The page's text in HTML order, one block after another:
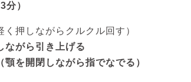
分）
く押しながらクルクル回す）
ながら引き上げる
を開閉しながら指でなでる）